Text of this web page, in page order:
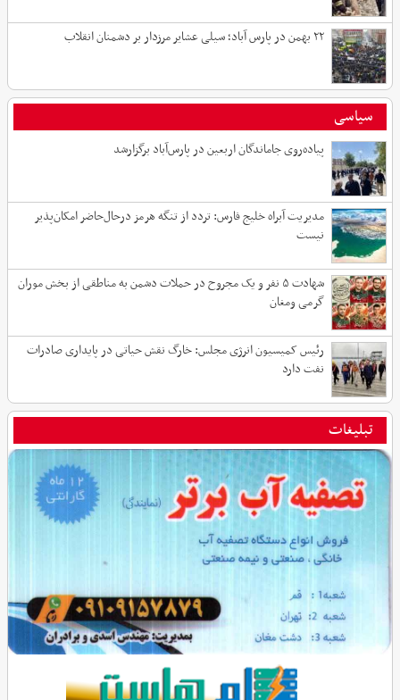
۲۲ بهمن در پارس آباد؛ سیلی عشایر مرزدار بر دشمنان انقلاب
سیاسی
پیاده‌روی جاماندگان اربعین در پارس‌آباد برگزارشد
مدیریت آبراه خلیج فارس: تردد از تنگه هرمز درحال‌حاضر امکان‌پذیر
نیست
شهادت ۵ نفر و یک مجروح در حملات دشمن به مناطقی از بخش موران
گرمی ومغان
رئیس کمیسیون انرژی مجلس: خارگ نقش حیاتی در پایداری صادرات
نفت دارد
تبلیغات